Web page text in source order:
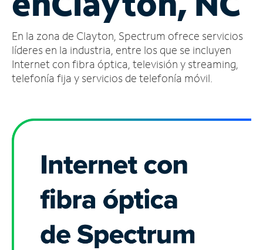
cuenta
Encuentra
una
tienda
En la zona de Clayton, Spectrum ofrece servicios
líderes en la industria, entre los que se incluyen
Internet con fibra óptica, televisión y streaming,
telefonía fija y servicios de telefonía móvil.